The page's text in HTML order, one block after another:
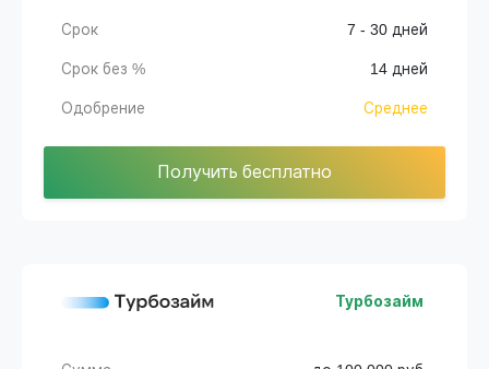
Срок 7 - 30 дней
Срок без % 14 дней
Одобрение Среднее
Получить бесплатно
Турбозайм